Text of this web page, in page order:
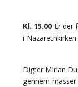
Kl. 15.00Er der
i
Digter Mirian
gennem